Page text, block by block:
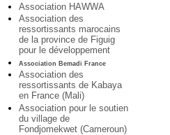
Association HAWWA
Association des
ressortissants marocains
de la province de Figuig
pour le développement
Association Bemadi France
Association des
ressortissants de Kabaya
en France (Mali)
Association pour le soutien
du village de
Fondjomekwet (Cameroun)